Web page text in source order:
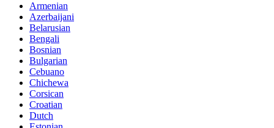
Armenian
Azerbaijani
Belarusian
Bengali
Bosnian
Bulgarian
Cebuano
Chichewa
Corsican
Croatian
Dutch